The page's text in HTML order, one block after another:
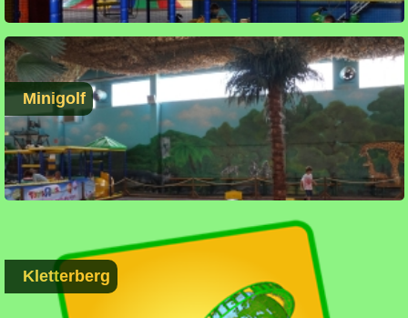
Minigolf
Kletterberg